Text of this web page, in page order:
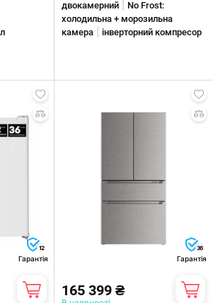
двокамерний
No Frost:
холодильна + морозильна
камера
інверторний компресор
12
Гарантія
36
Гарантія
165 399 ₴